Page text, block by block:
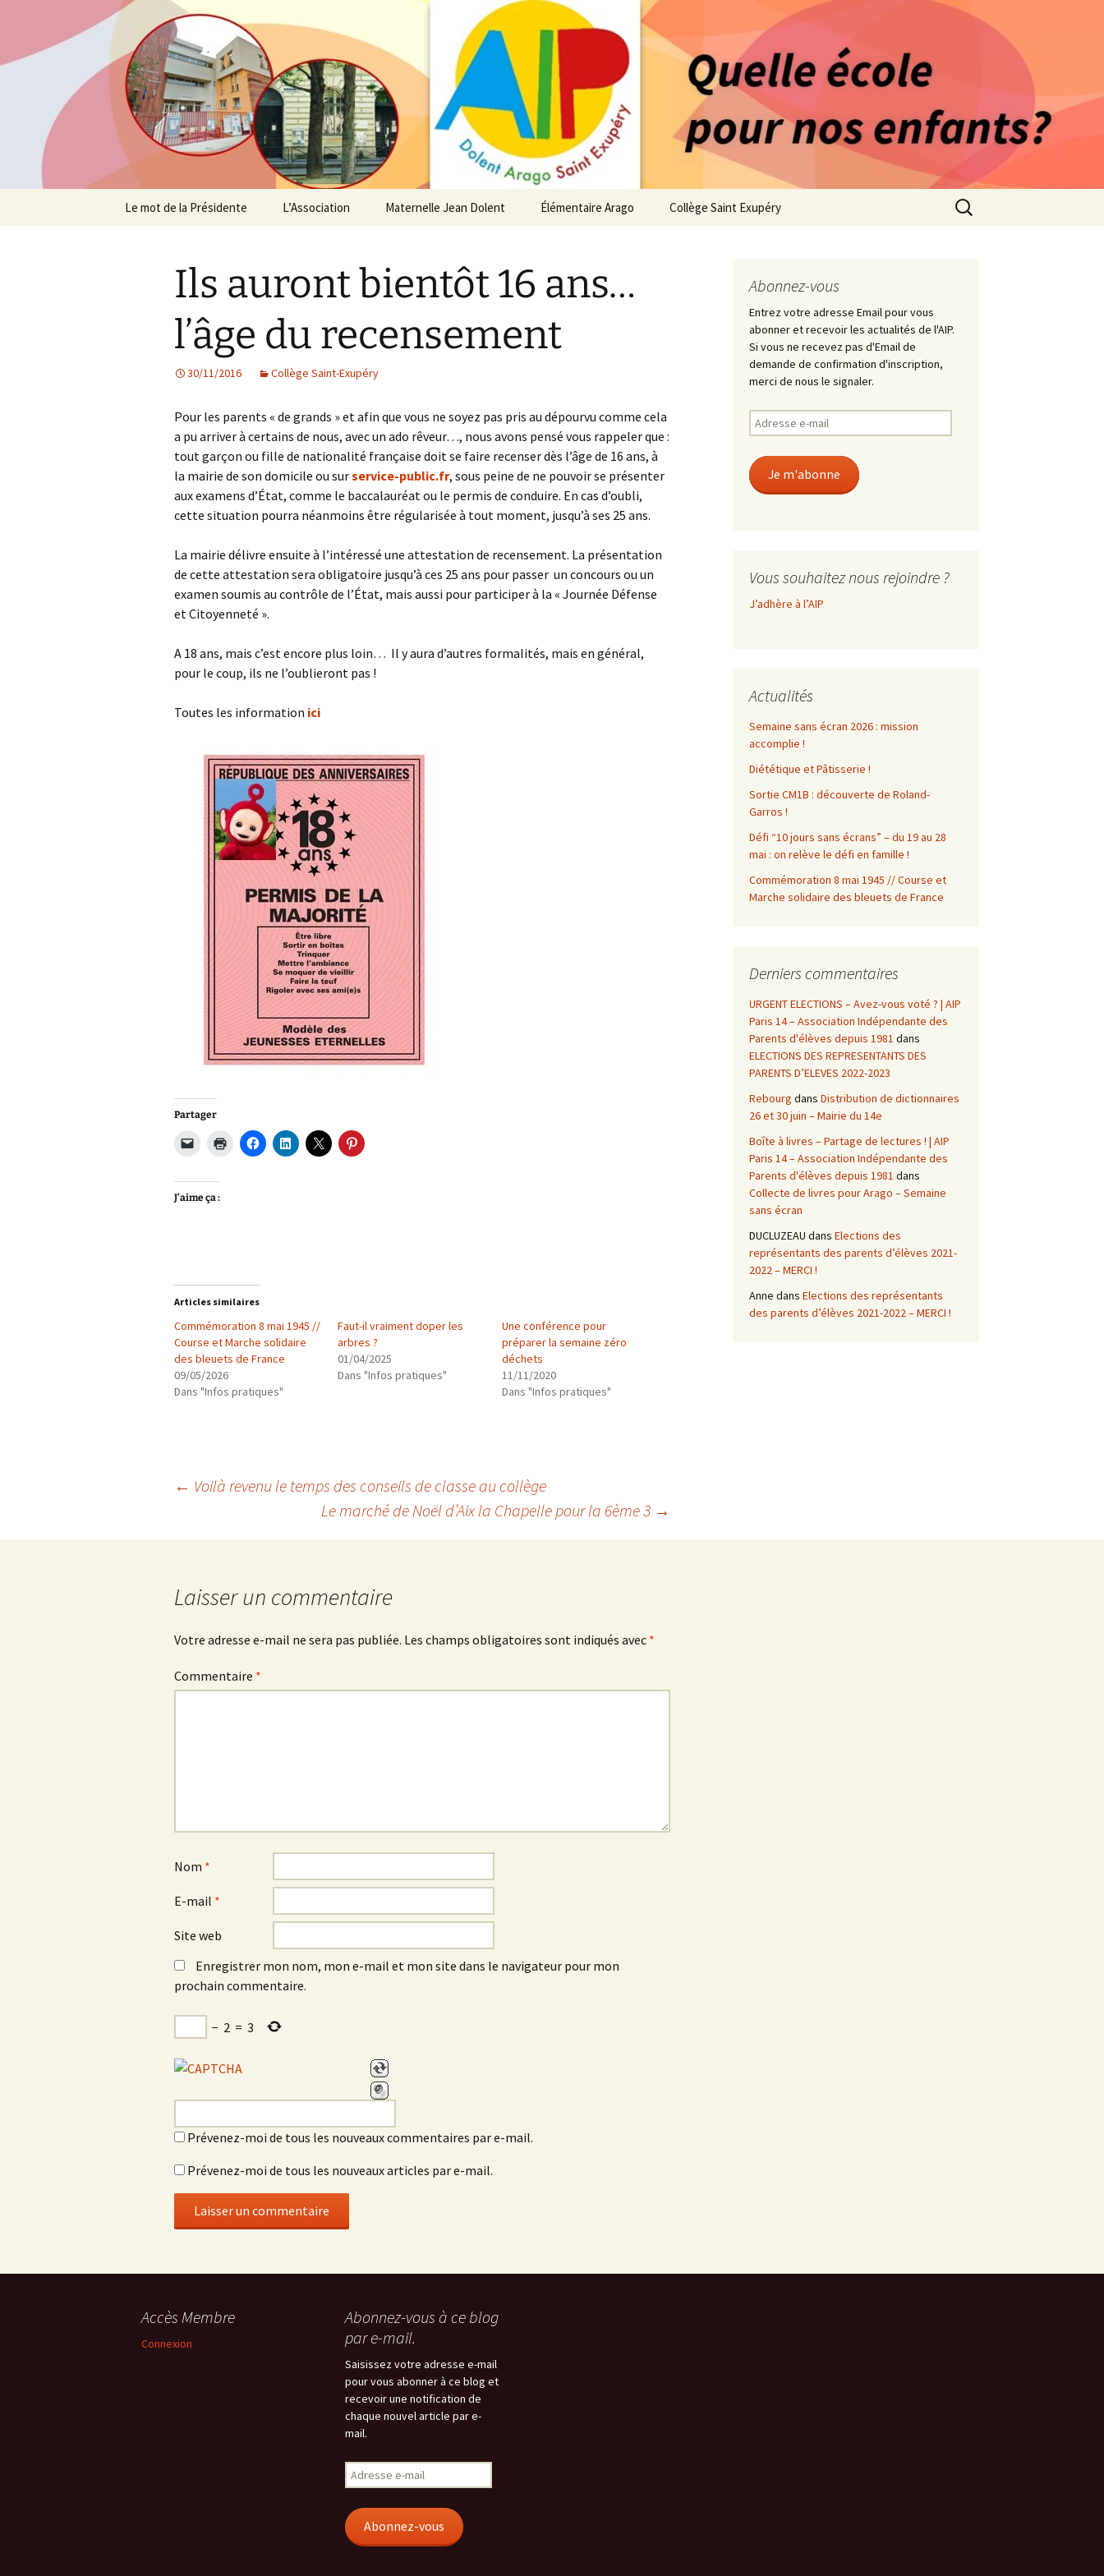
AIP Paris 14 – Association Indépendante
des Parents d'élèves depuis 1981
Agit – s'Investit – Participe au service des enfants du secteur scolaire Dolent-Arago-Saint Exupéry
Le mot de la Présidente L’Association
Suivez l’actualité de l’AIP
Un peu d’histoire…
L’équipe AIP Élémentaire
Arago
L’équipe AIP Collège
Saint Exupéry
Sécurisation des rues du
quartier
Classe bi-langues au
Collège
l’Observatoire
Compost de quartier de
la place de l’Ile-de-Sein
Débats et réflexions
Nous rejoindre
Contact
Mentions légales
Maternelle Jean Dolent
Infos pratiques
Maternelle
Élémentaire Arago
Infos pratiques
Élémentaire
Collège Saint Exupéry
Infos pratiques Collège
Rechercher :
Ils auront bientôt 16 ans…
l’âge du recensement
30/11/2016 Collège Saint-Exupéry
Pour les parents « de grands » et afin que vous ne soyez pas pris au dépourvu comme cela
a pu arriver à certains de nous, avec un ado rêveur…, nous avons pensé vous rappeler que :
tout garçon ou fille de nationalité française doit se faire recenser dès l’âge de 16 ans, à
la mairie de son domicile ou surservice-public.fr, sous peine de ne pouvoir se présenter
aux examens d’État, comme le baccalauréat ou le permis de conduire. En cas d’oubli,
cette situation pourra néanmoins être régularisée à tout moment, jusqu’à ses 25 ans.
La mairie délivre ensuite à l’intéressé une attestation de recensement. La présentation
de cette attestation sera obligatoire jusqu’à ces 25 ans pour passer un concours ou un
examen soumis au contrôle de l’État, mais aussi pour participer à la « Journée Défense
et Citoyenneté ».
A 18 ans, mais c’est encore plus loin… Il y aura d’autres formalités, mais en général,
pour le coup, ils ne l’oublieront pas !
Toutes les information ici
Partager
J’aime ça :
Articles similaires
Commémoration 8 mai 1945 //
Course et Marche solidaire
des bleuets de France
09/05/2026
Dans "Infos pratiques"
Faut-il vraiment doper les
arbres ?
01/04/2025
Dans "Infos pratiques"
Une conférence pour
préparer la semaine zéro
déchets
11/11/2020
Dans "Infos pratiques"
Navigation
des
← Voilà revenu le temps des conseils de classe au collège
Le marché de Noël d’Aix la Chapelle pour la 6ème 3 →
Laisser un commentaire
Votre adresse e-mail ne sera pas publiée. Les champs obligatoires sont indiqués avec *
Commentaire *
Nom *
E-mail *
Site web
Enregistrer mon nom, mon e-mail et mon site dans le navigateur pour mon
prochain commentaire.
− 2 = 3
Prévenez-moi de tous les nouveaux commentaires par e-mail.
Prévenez-moi de tous les nouveaux articles par e-mail.
Abonnez-vous
Entrez votre adresse Email pour vous
abonner et recevoir les actualités de l'AIP.
Si vous ne recevez pas d'Email de
demande de confirmation d'inscription,
merci de nous le signaler.
Adresse
e-
Je m'abonne
Vous souhaitez nous rejoindre ?
J’adhère à l’AIP
Actualités
Semaine sans écran 2026 : mission
accomplie !
Diététique et Pâtisserie !
Sortie CM1B : découverte de Roland-
Garros !
Défi “10 jours sans écrans” – du 19 au 28
mai : on relève le défi en famille !
Commémoration 8 mai 1945 // Course et
Marche solidaire des bleuets de France
Derniers commentaires
URGENT ELECTIONS – Avez-vous voté ? | AIP
Paris 14 – Association Indépendante des
Parents d'élèves depuis 1981 dans
ELECTIONS DES REPRESENTANTS DES
PARENTS D’ELEVES 2022-2023
Rebourg dans Distribution de dictionnaires
26 et 30 juin – Mairie du 14e
Boîte à livres – Partage de lectures ! | AIP
Paris 14 – Association Indépendante des
Parents d'élèves depuis 1981 dans
Collecte de livres pour Arago – Semaine
sans écran
DUCLUZEAU dans Elections des
représentants des parents d’élèves 2021-
2022 – MERCI !
Anne dans Elections des représentants
des parents d’élèves 2021-2022 – MERCI !
Accès Membre
Connexion
Abonnez-vous à ce blog
par e-mail.
Saisissez votre adresse e-mail
pour vous abonner à ce blog et
recevoir une notification de
chaque nouvel article par e-
mail.
Adresse
e-
Abonnez-vous